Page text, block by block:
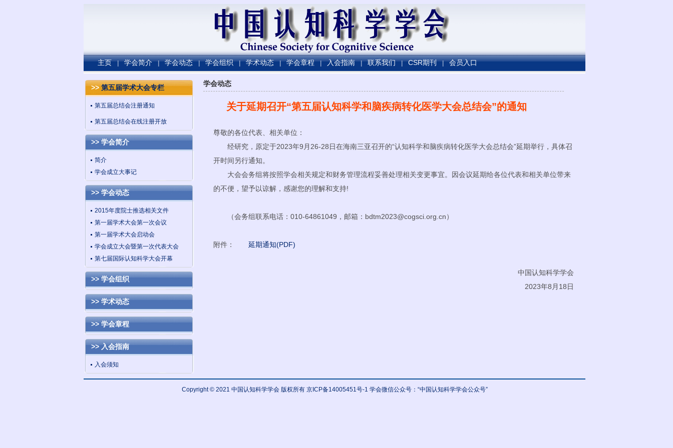
主页 | 学会简介 | 学会动态 | 学会组织 | 学术动态 | 学会章程 | 入会指南 | 联系我们 | CSR期刊 | 会员入口
>>第五届学术大会专栏
第五届总结会注册通知
第五届总结会在线注册开放
>> 学会简介
简介
学会成立大事记
>> 学会动态
2015年度院士推选相关文件
第一届学术大会第一次会议
第一届学术大会启动会
学会成立大会暨第一次代表大会
第七届国际认知科学大会开幕
>> 学会组织
>> 学术动态
>> 学会章程
>> 入会指南
入会须知
学会动态
关于延期召开“第五届认知科学和脑疾病转化医学大会总结会”的通知
尊敬的各位代表、相关单位：
经研究，原定于2023年9月26-28日在海南三亚召开的“认知科学和脑疾病转化医学大会总结会”延期举行，具体召
开时间另行通知。
大会会务组将按照学会相关规定和财务管理流程妥善处理相关变更事宜。因会议延期给各位代表和相关单位带来
的不便，望予以谅解，感谢您的理解和支持!
（会务组联系电话：010-64861049，邮箱：bdtm2023@cogsci.org.cn）
附件： 延期通知(PDF)
中国认知科学学会
2023年8月18日
Copyright © 2021 中国认知科学学会 版权所有 京ICP备14005451号-1 学会微信公众号：“中国认知科学学会公众号”